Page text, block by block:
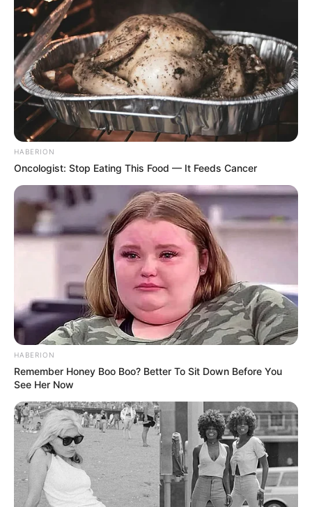
HABERION
Oncologist: Stop Eating This Food — It Feeds Cancer
HABERION
Remember Honey Boo Boo? Better To Sit Down Before You
See Her Now